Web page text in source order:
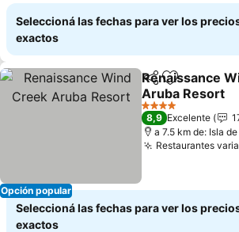
Seleccioná las fechas para ver los
exactos
Opción popular
Compartir
Añadir a
Renaissance
Aruba Resort
4 Estrellas
8,9 Excelente
a 7.5 km de: Isla
Restaurantes
Seleccioná las fechas para ver los
exactos